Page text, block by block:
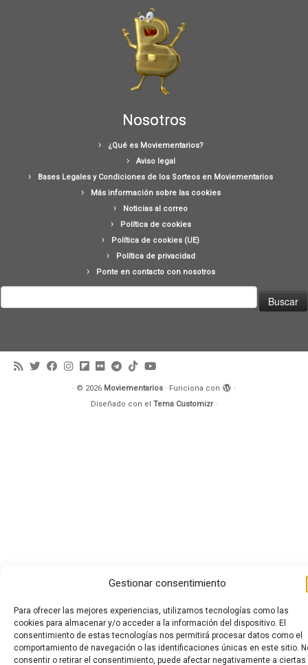
Gestionar consentimiento
Para ofrecer las mejores experiencias, utilizamos tecnologías como las
cookies para almacenar y/o acceder a la información del dispositivo. El
consentimiento de estas tecnologías nos permitirá procesar datos como el
comportamiento de navegación o las identificaciones únicas en este sitio.
consentir o retirar el consentimiento, puede afectar negativamente a ciertas
Nosotros
¿Qué es Moviementarios?
Aviso legal
Bases Legales y Condiciones de los Sorteos en Moviementarios
Más información sobre las cookies
Noticias al correo
Política de cookies
Política de cookies (UE)
Política de privacidad
Ponte en contacto con nosotros
· © 2026 Moviementarios · Funciona con
·
Diseñado con el Tema Customizr·